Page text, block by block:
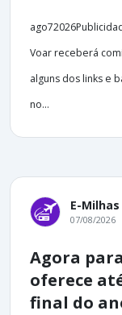
Voar receberá
alguns dos links e
no...
E-Milhas
07/08/2026
Agora
oferece
final do